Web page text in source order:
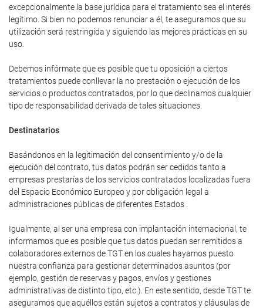
excepcionalmente la base jurídica para el tratamiento sea el interés
legítimo. Si bien no podemos renunciar a él, te aseguramos que su
utilización será restringida y siguiendo las mejores prácticas en su
uso.
Debemos infórmate que es posible que tu oposición a ciertos
tratamientos puede conllevar la no prestación o ejecución de los
servicios o productos contratados, por lo que declinamos cualquier
tipo de responsabilidad derivada de tales situaciones.
Destinatarios
Basándonos en la legitimación del consentimiento y/o de la
ejecución del contrato, tus datos podrán ser cedidos tanto a
empresas prestarías de los servicios contratados localizadas fuera
del Espacio Económico Europeo y por obligación legal a
administraciones públicas de diferentes Estados .
Igualmente, al ser una empresa con implantación internacional, te
informamos que es posible que tus datos puedan ser remitidos a
colaboradores externos de TGT en los cuales hayamos puesto
nuestra confianza para gestionar determinados asuntos (por
ejemplo, gestión de reservas y pagos, envíos y gestiones
administrativas de distinto tipo, etc.). En este sentido, desde TGT te
aseguramos que aquéllos están sujetos a contratos y cláusulas de